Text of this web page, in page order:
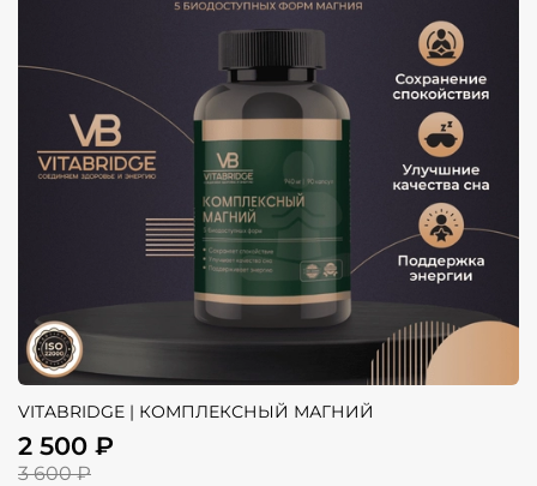
VITABRIDGE | КОМПЛЕКСНЫЙ МАГНИЙ
2 500 ₽
3 600 ₽